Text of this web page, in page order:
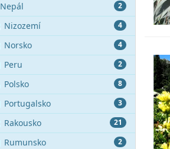
2
Nepál
4
Nizozemí
4
Norsko
2
Peru
8
Polsko
3
Portugalsko
21
Rakousko
2
Rumunsko